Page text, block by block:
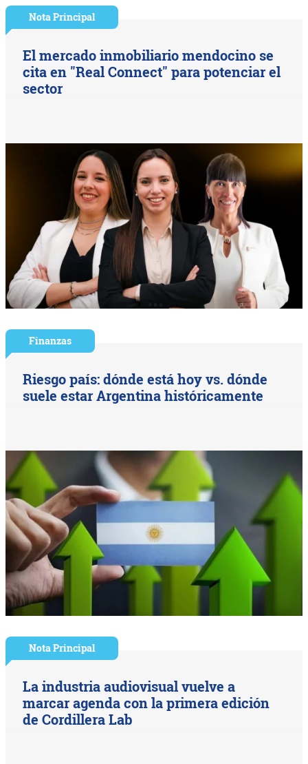
Nota Principal
El mercado inmobiliario mendocino se
cita en "Real Connect" para potenciar el
sector
Finanzas
Riesgo país: dónde está hoy vs. dónde
suele estar Argentina históricamente
Nota Principal
La industria audiovisual vuelve a
marcar agenda con la primera edición
de Cordillera Lab